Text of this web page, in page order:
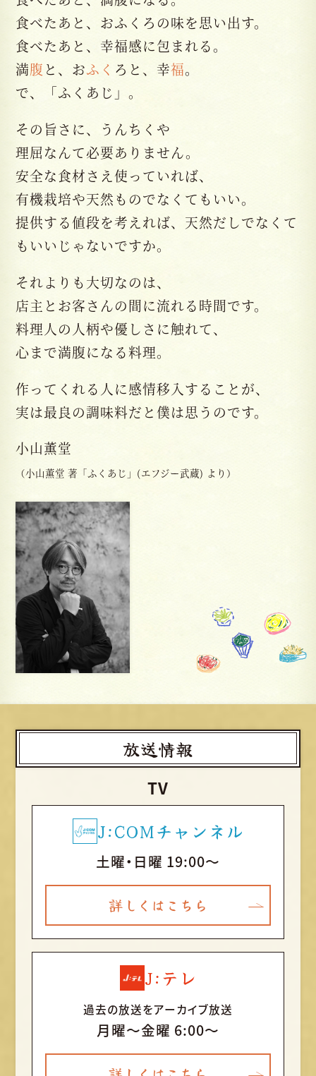
食べたあと、おふくろの味を思い出す。
食べたあと、幸福感に包まれる。
満腹 と、おふく ろと、幸福。
で、「ふくあじ」。
その旨さに、うんちくや
理屈なんて必要ありません。
安全な食材さえ使っていれば、
有機栽培や天然ものでなくてもいい。
提供する値段を考えれば、天然だしでなくて
もいいじゃないですか。
それよりも大切なのは、
店主とお客さんの間に流れる時間です。
料理人の人柄や優しさに触れて、
心まで満腹になる料理。
作ってくれる人に感情移入することが、
実は最良の調味料だと僕は思うのです。
小山薫堂
（小山薫堂 著「ふくあじ」(エフジー武蔵) より）
放送情報
TV
J:COMチャンネル
土曜・日曜 19:00～
詳しくはこちら
J:テレ
過去の放送をアーカイブ放送
月曜〜金曜 6:00～